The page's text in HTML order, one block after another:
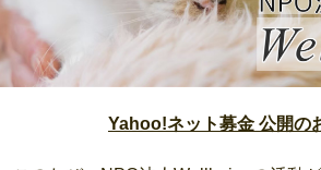
Yahoo!ネット募金 公開の